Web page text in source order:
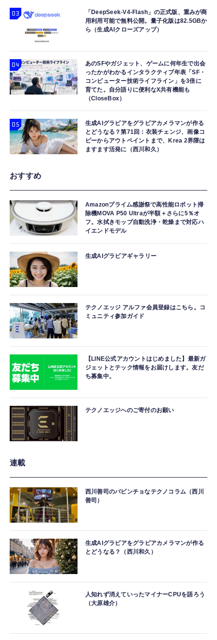
「DeepSeek-V4-Flash」の正式版、重みが商
用利用可能で無料公開。量子化版は82.5GBか
ら（生成AIクローズアップ）
あのSFやガジェット、ゲームに何年生で出会
ったかがわかるインタラクティブ年表「SF・
コンピューター技術ライフライン」を3倍に
育てた。自分語りに便利なX共有機能も
（CloseBox）
生成AIグラビアをグラビアカメラマンが作る
とどうなる？第71回：衣装チェンジ、画像コ
ピーからアウトペイントまで、Krea 2界隈は
ますます活発に（西川和久）
おすすめ
Amazonプライム感謝祭で高性能ロボット掃
除機MOVA P50 Ultraが半額＋さらに5％オ
フ。水拭きモップ自動洗浄・乾燥まで対応ハ
イエンドモデル
生成AIグラビアギャラリー
テクノエッジ アルファ会員登録はこちら。コ
ミュニティ参加ガイド
【LINE公式アカウントはじめました】最新ガ
ジェットとテック情報をお届けします。友だ
ち募集中。
テクノエッジへのご寄付のお願い
連載
西川善司のバビンチョなテクノコラム（西川
善司）
生成AIグラビアをグラビアカメラマンが作る
とどうなる？（西川和久）
人知れず消えていったマイナーCPUを語ろう
（大原雄介）